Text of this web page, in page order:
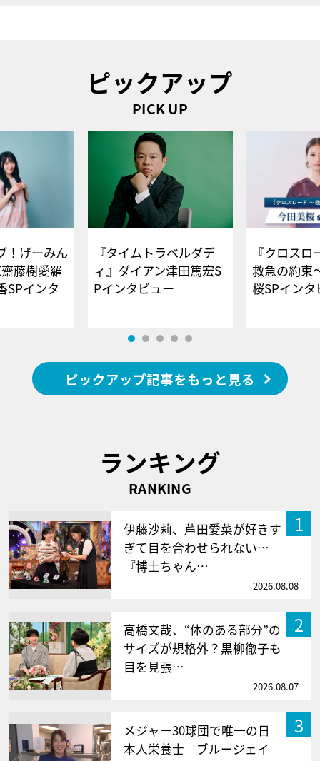
ピックアップ
PICK UP
！げーみん
藤樹愛羅
SPインタ
『タイムトラベルダデ
ィ』ダイアン津田篤宏S
Pインタビュー
『クロス
救急の約束
桜SPイ
ピックアップ記事をもっと見る
ランキング
RANKING
1
伊藤沙莉、芦田愛菜が好きす
ぎて目を合わせられない…
『博士ちゃん…
2026.08.08
2
高橋文哉、“体のある部分”の
サイズが規格外？黒柳徹子も
目を見張…
2026.08.07
3
メジャー30球団で唯一の日
本人栄養士 ブルージェイ